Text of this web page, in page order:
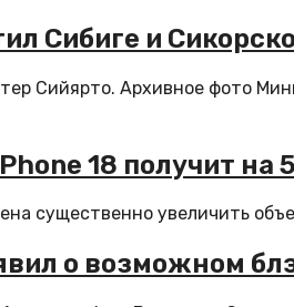
Сибиге и
Сийярто. Архивное фото
18 получит на
существенно увеличить
о возможном